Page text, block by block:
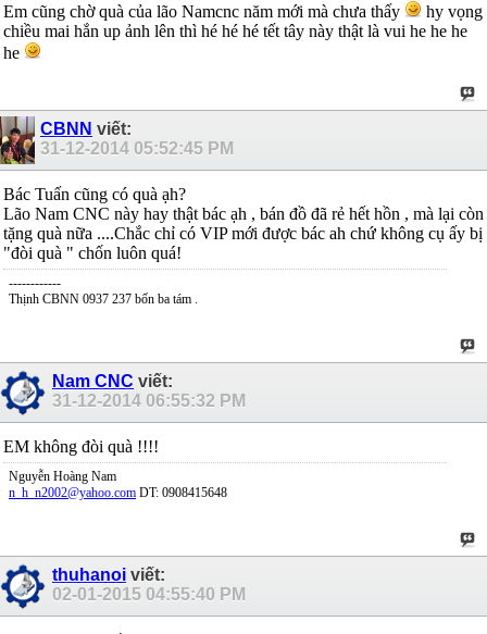
Em cũng chờ quà của lão Namcnc năm mới mà chưa thấy
hy vọng
chiều mai hắn up ảnh lên thì hé hé hé tết tây này thật là vui he he he
he
CBNN viết:
31-12-2014 05:52:45 PM
Bác Tuấn cũng có quà ạh?
Lão Nam CNC này hay thật bác ạh , bán đồ đã rẻ hết hồn , mà lại còn
tặng quà nữa ....Chắc chỉ có VIP mới được bác ah chứ không cụ ấy bị
"đòi quà " chốn luôn quá!
------------
Thịnh CBNN 0937 237 bốn ba tám .
Nam CNC viết:
31-12-2014 06:55:32 PM
EM không đòi quà !!!!
Nguyễn Hoàng Nam
n_h_n2002@yahoo.com DT: 0908415648
thuhanoi viết:
02-01-2015 04:55:40 PM